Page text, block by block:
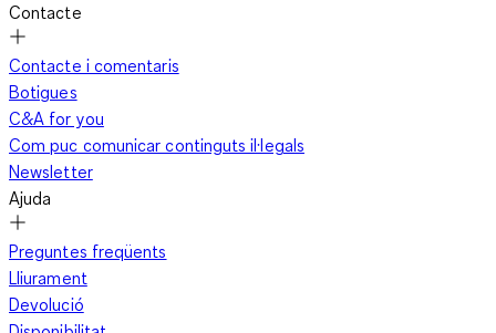
Contacte
Contacte i comentaris
Botigues
C&A for you
Com puc comunicar continguts il·legals
Newsletter
Ajuda
Preguntes freqüents
Lliurament
Devolució